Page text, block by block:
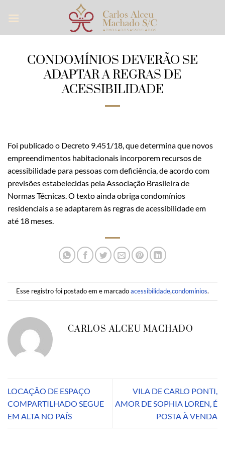
CONDOMÍNIOS DEVERÃO SE
ADAPTAR A REGRAS DE
ACESSIBILIDADE
Foi publicado o Decreto 9.451/18, que determina que novos
empreendimentos habitacionais incorporem recursos de
acessibilidade para pessoas com deficiência, de acordo com
previsões estabelecidas pela Associação Brasileira de
Normas Técnicas. O texto ainda obriga condomínios
residenciais a se adaptarem às regras de acessibilidade em
até 18 meses.
Esse registro foi postado em e marcadoacessibilidade,condomínios.
CARLOS ALCEU MACHADO
LOCAÇÃO DE ESPAÇO
COMPARTILHADO SEGUE
EM ALTA NO PAÍS
VILA DE CARLO PONTI,
AMOR DE SOPHIA LOREN, É
POSTA À VENDA